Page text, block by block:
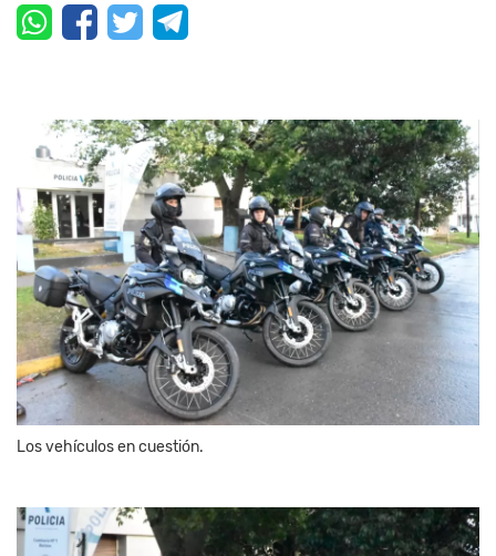
Los vehículos en cuestión.